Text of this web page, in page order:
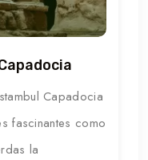
Capadocia
fascinantes como
la